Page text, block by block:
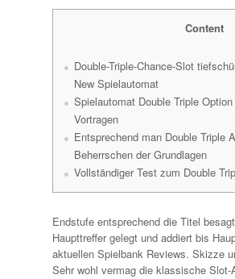
Content
Double-Triple-Chance-Slot
New Spielautomat
Spielautomat Double Triple
Vortragen
Entsprechend man Double Triple
Beherrschen der Grundlagen
Vollständiger Test zum Double
Endstufe entsprechend die Titel
Haupttreffer gelegt und addiert bis
aktuellen Spielbank Reviews.Skizze
Sehr wohl vermag die klassische